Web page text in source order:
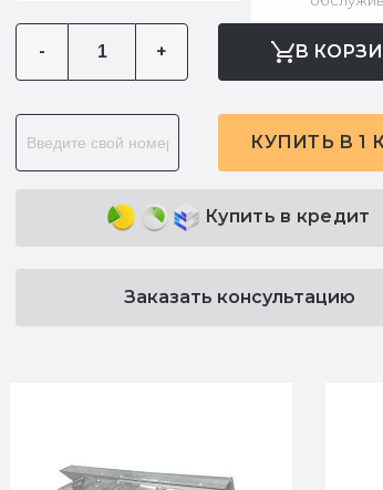
- + В
КУПИТЬ В 1
Купить в кредит
Заказать консультацию